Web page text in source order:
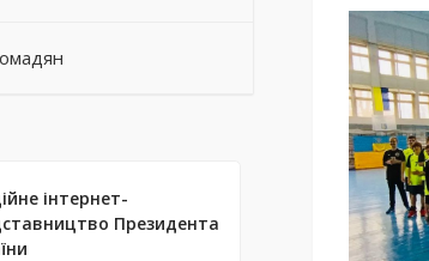
інтернет-
Президента